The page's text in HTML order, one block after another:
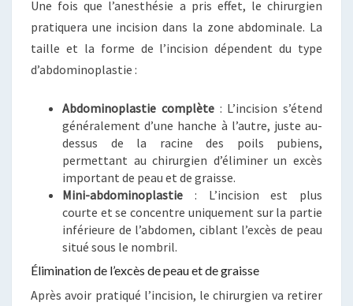
Une fois que l’anesthésie a pris effet, le chirurgien
pratiquera une incision dans la zone abdominale. La
taille et la forme de l’incision dépendent du type
d’abdominoplastie :
Abdominoplastie complète: L’incision s’étend
généralement d’une hanche à l’autre, juste au-
dessus de la racine des poils pubiens,
permettant au chirurgien d’éliminer un excès
important de peau et de graisse.
Mini-abdominoplastie : L’incision est plus
courte et se concentre uniquement sur la partie
inférieure de l’abdomen, ciblant l’excès de peau
situé sous le nombril.
Élimination de l’excès de peau et de graisse
Après avoir pratiqué l’incision, le chirurgien va retirer